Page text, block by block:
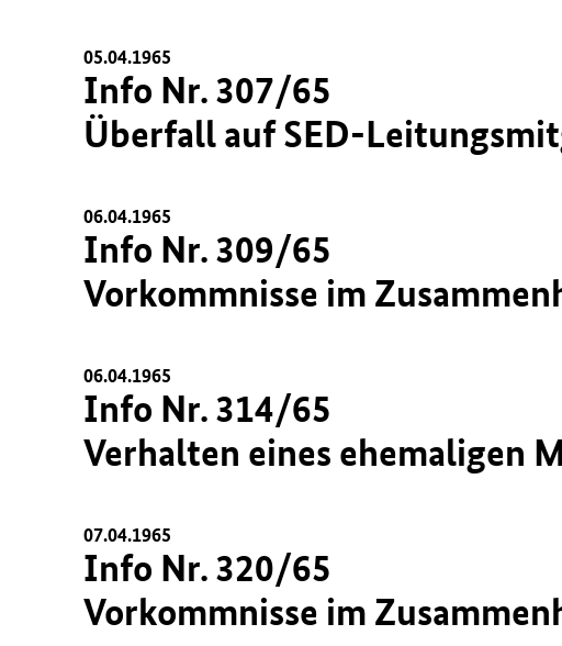
05.04.1965
Info Nr. 307/65
Überfall auf SED-
06.04.1965
Info Nr. 309/65
Vorkommnisse im
06.04.1965
Info Nr. 314/65
Verhalten eines ehemaligen
07.04.1965
Info Nr. 320/65
Vorkommnisse im